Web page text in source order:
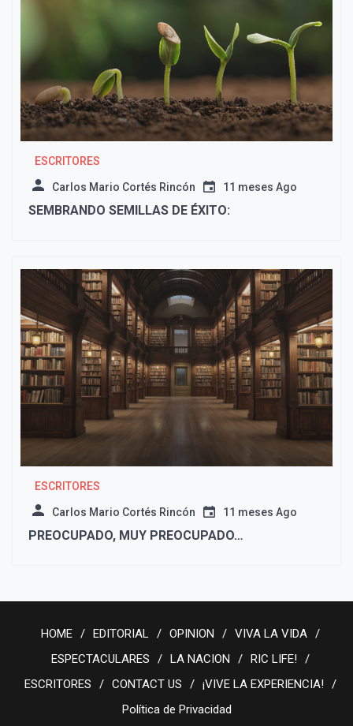
ESCRITORES
Carlos Mario Cortés Rincón 11 meses Ago
SEMBRANDO SEMILLAS DE ÉXITO:
ESCRITORES
Carlos Mario Cortés Rincón 11 meses Ago
PREOCUPADO, MUY PREOCUPADO…
HOME EDITORIAL OPINION
VIVA LA VIDA
ESPECTACULARES
LA NACION
RIC LIFE!
ESCRITORES
CONTACT US
¡VIVE LA EXPERIENCIA!
Política de Privacidad